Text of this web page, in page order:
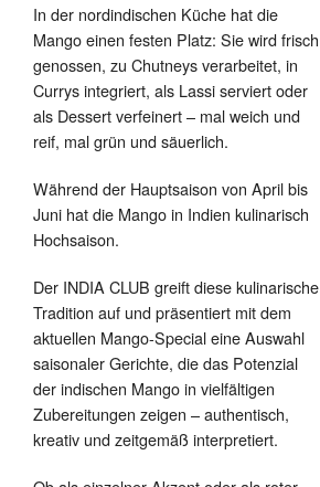
In der nordindischen Küche hat die
Mango einen festen Platz: Sie wird frisch
genossen, zu Chutneys verarbeitet, in
Currys integriert, als Lassi serviert oder
als Dessert verfeinert – mal weich und
reif, mal grün und säuerlich.
Während der Hauptsaison von April bis
Juni hat die Mango in Indien kulinarisch
Hochsaison.
Der INDIA CLUB greift diese kulinarische
Tradition auf und präsentiert mit dem
aktuellen Mango-Special eine Auswahl
saisonaler Gerichte, die das Potenzial
der indischen Mango in vielfältigen
Zubereitungen zeigen – authentisch,
kreativ und zeitgemäß interpretiert.